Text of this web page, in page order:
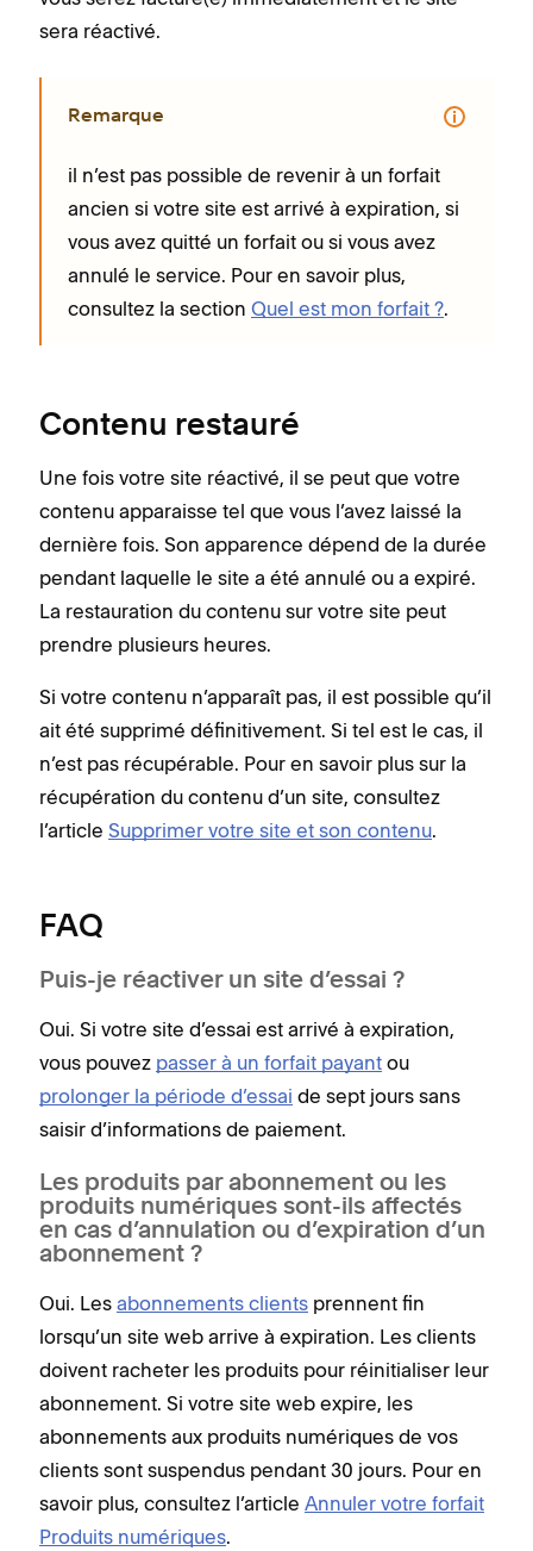
sera réactivé.
Remarque
il n’est pas possible de revenir à un forfait
ancien si votre site est arrivé à expiration, si
vous avez quitté un forfait ou si vous avez
annulé le service. Pour en savoir plus,
consultez la section Quel est mon forfait ?.
Contenu restauré
Une fois votre site réactivé, il se peut que votre
contenu apparaisse tel que vous l’avez laissé la
dernière fois. Son apparence dépend de la durée
pendant laquelle le site a été annulé ou a expiré.
La restauration du contenu sur votre site peut
prendre plusieurs heures.
Si votre contenu n’apparaît pas, il est possible qu’il
ait été supprimé définitivement. Si tel est le cas, il
n’est pas récupérable. Pour en savoir plus sur la
récupération du contenu d’un site, consultez
l’article Supprimer votre site et son contenu.
FAQ
Puis-je réactiver un site d’essai ?
Oui. Si votre site d’essai est arrivé à expiration,
vous pouvez passer à un forfait payant ou
prolonger la période d’essai de sept jours sans
saisir d’informations de paiement.
Les produits par abonnement ou les
produits numériques sont-ils affectés
en cas d’annulation ou d’expiration d’un
abonnement ?
Oui. Les abonnements clients prennent fin
lorsqu’un site web arrive à expiration. Les clients
doivent racheter les produits pour réinitialiser leur
abonnement. Si votre site web expire, les
abonnements aux produits numériques de vos
clients sont suspendus pendant 30 jours. Pour en
savoir plus, consultez l’article Annuler votre forfait
Produits numériques.